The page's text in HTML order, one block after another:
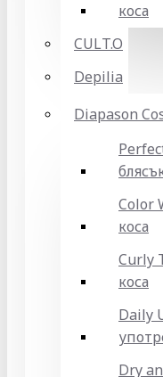
коса
CULT.O
Depilia
Diapason
Color
коса
Curly
коса
Daily
Dry